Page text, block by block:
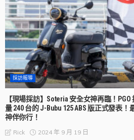
採訪報導
【現場採訪】Soteria 安全女神再臨！PGO
量 240 台的 J-Bubu 125 ABS 版正式發表！
神伴你行！
Rick 2024 年 9 月 19 日